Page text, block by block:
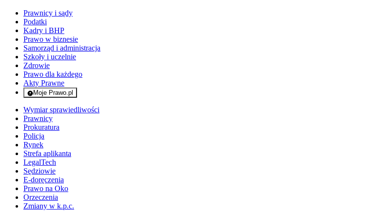
Prawnicy i sądy
Podatki
Kadry i BHP
Prawo w biznesie
Samorząd i administracja
Szkoły i uczelnie
Zdrowie
Prawo dla każdego
Akty Prawne
Moje Prawo.pl
- rejestracja i logowanie do serwisu
Wymiar sprawiedliwości
Prawnicy
Prokuratura
Policja
Rynek
Strefa aplikanta
LegalTech
Sędziowie
E-doręczenia
Prawo na Oko
Orzeczenia
Zmiany w k.p.c.